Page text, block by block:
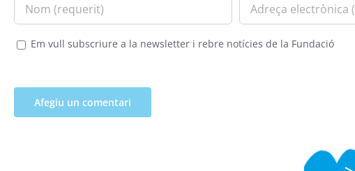
Em vull subscriure a la newsletter i rebre notícies de la Fundació